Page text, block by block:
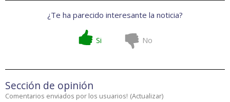
¿Te ha parecido interesante la noticia?
Si No
Sección de opinión
Comentarios enviados por los usuarios! (Actualizar)